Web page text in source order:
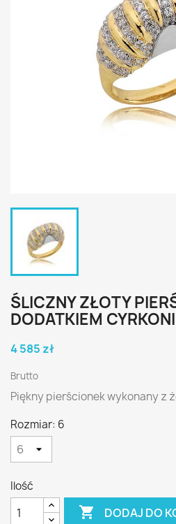
ŚLICZNY ZŁOTY
DODATKIEM
4 585 zł
Brutto
Piękny pierścionek wykonany z
Rozmiar: 6
Ilość
 DODAJ DO